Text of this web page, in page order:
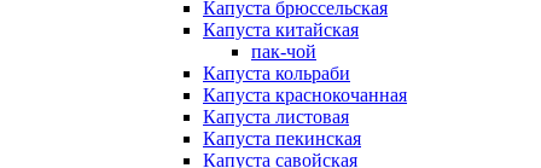
Капуста брюссельская
Капуста китайская
пак-чой
Капуста кольраби
Капуста краснокочанная
Капуста листовая
Капуста пекинская
Капуста савойская